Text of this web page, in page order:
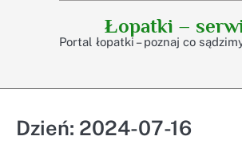
Łopatki –
Portal łopatki – poznaj co
Dzień: 2024-07-16